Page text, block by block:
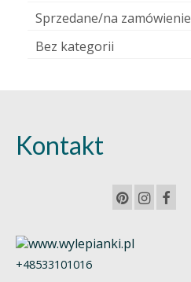
Sprzedane/na zamówienie
Bez kategorii
Kontakt
+48533101016